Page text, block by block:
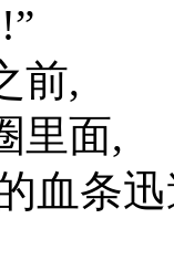
前,
里面,
血条